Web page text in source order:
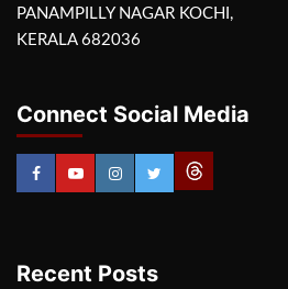
PANAMPILLY NAGAR KOCHI,
KERALA 682036
Connect Social Media
Recent Posts